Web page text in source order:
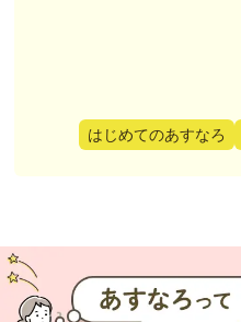
はじめてのあすなろ